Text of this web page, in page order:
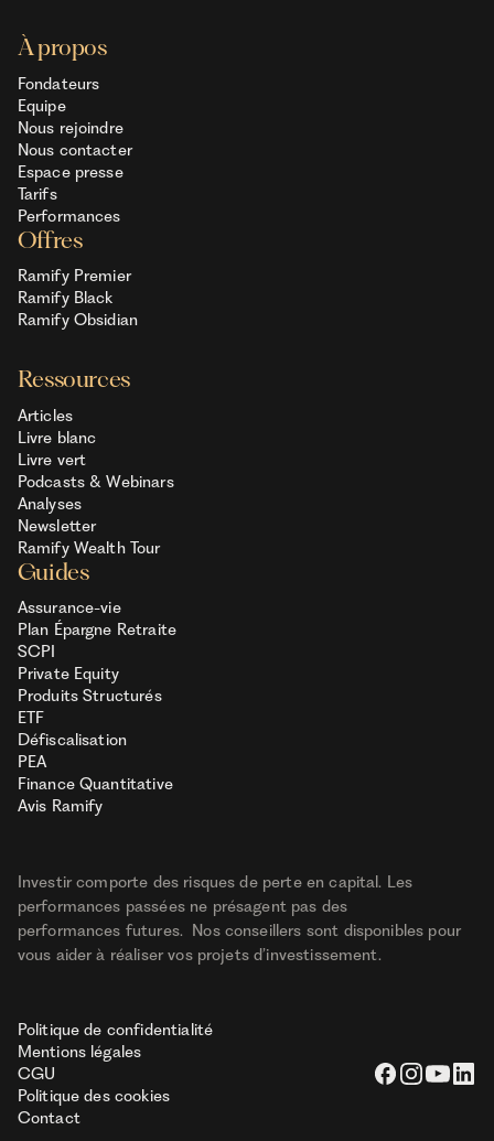
À propos
Fondateurs
Equipe
Nous rejoindre
Nous contacter
Espace presse
Tarifs
Performances
Offres
Ramify Premier
Ramify Black
Ramify Obsidian
Ressources
Articles
Livre blanc
Livre vert
Podcasts & Webinars
Analyses
Newsletter
Ramify Wealth Tour
Guides
Assurance-vie
Plan Épargne Retraite
SCPI
Private Equity
Produits Structurés
ETF
Défiscalisation
PEA
Finance Quantitative
Avis Ramify
Investir comporte des risques de perte en capital. Les
performances passées ne présagent pas des
performances futures. Nos conseillers sont disponibles pour
vous aider à réaliser vos projets d’investissement.
Politique de confidentialité
Mentions légales
CGU
Politique des cookies
Contact